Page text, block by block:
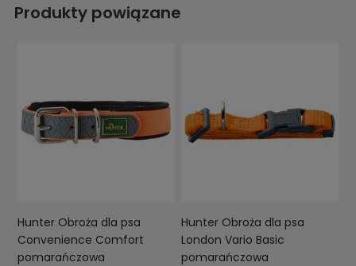
Produkty powiązane
Hunter Obroża dla psa
Convenience Comfort
pomarańczowa
Hunter Obroża dla psa
London Vario Basic
pomarańczowa